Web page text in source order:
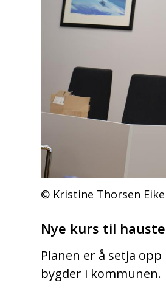
Kristine Thorsen
Nye kurs til
Planen er å setja
bygder i kommunen.